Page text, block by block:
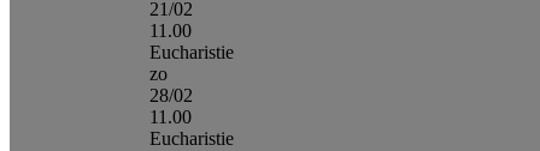
21/02
11.00
Eucharistie
zo
28/02
11.00
Eucharistie